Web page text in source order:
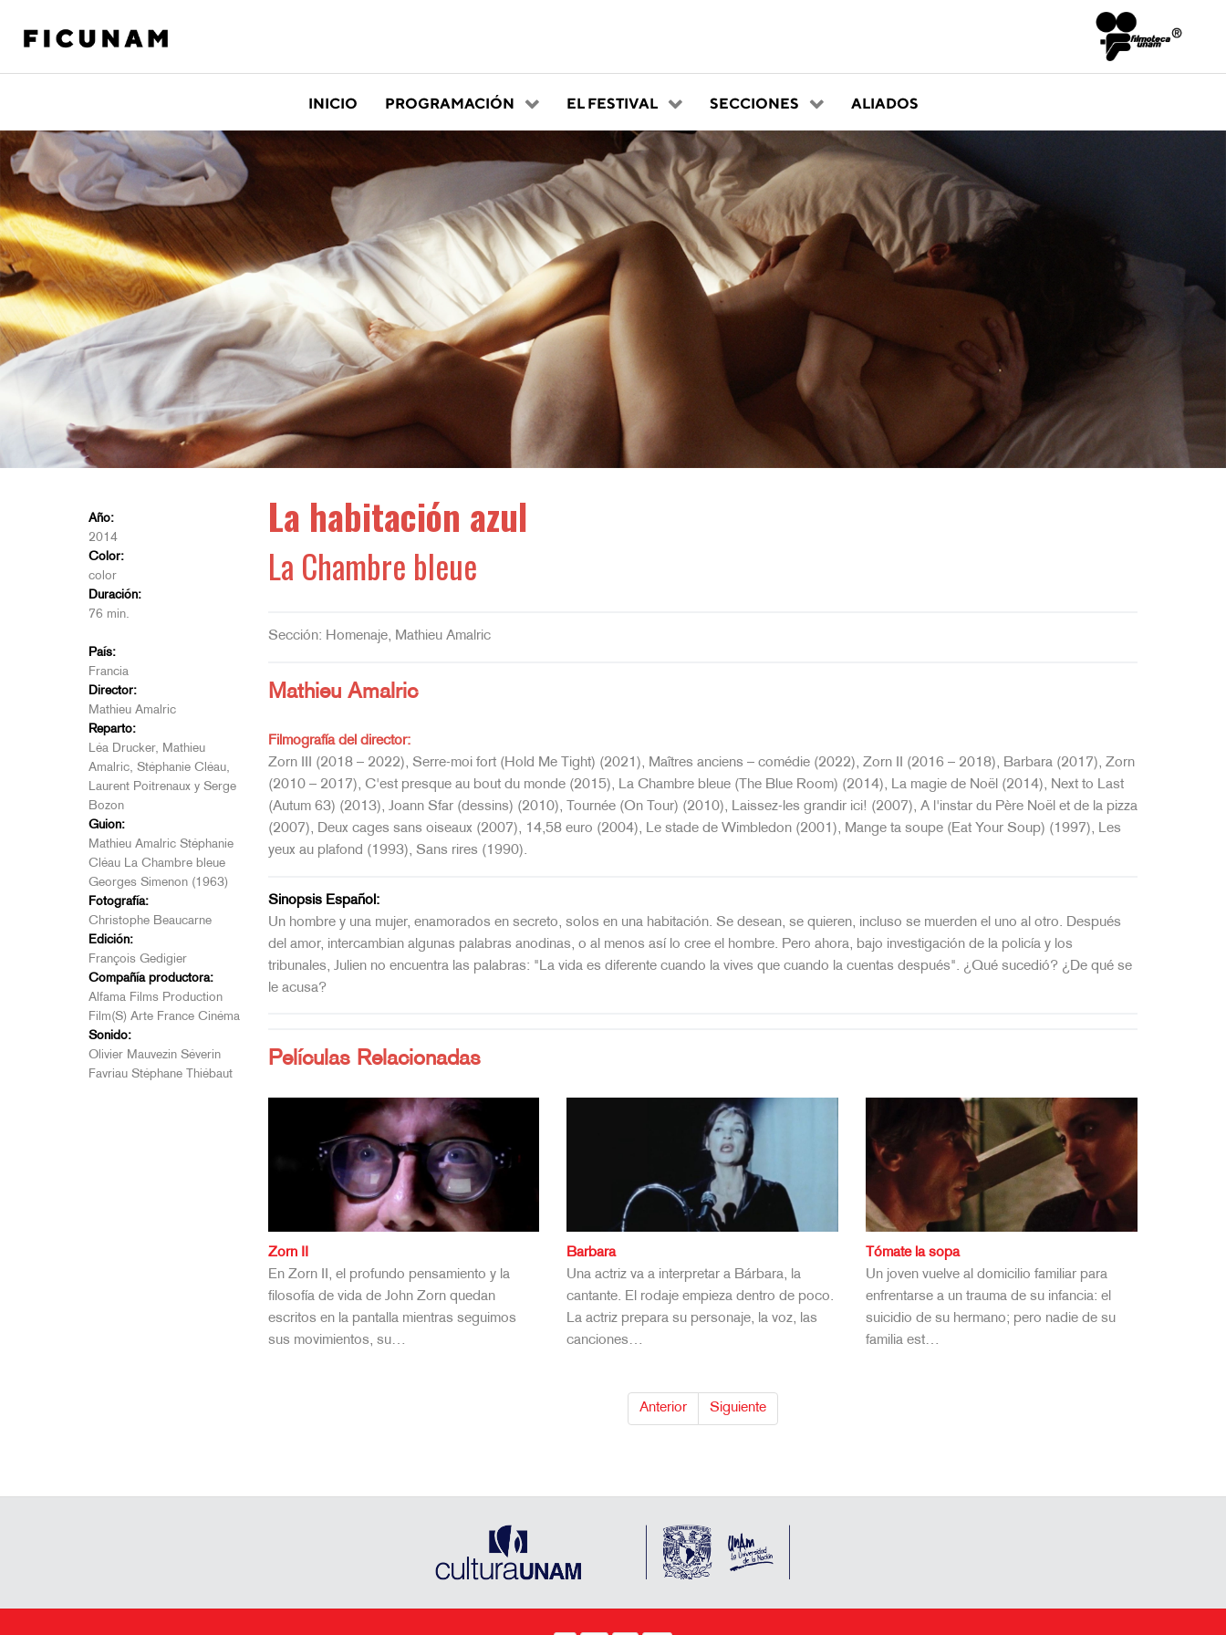
INICIO PROGRAMACIÓN EL FESTIVAL SECCIONES ALIADOS
Año:
2014
Color:
color
Duración:
76 min.
País:
Francia
Director:
Mathieu Amalric
Reparto:
Léa Drucker, Mathieu
Amalric, Stéphanie Cléau,
Laurent Poitrenaux y Serge
Bozon
Guion:
Mathieu Amalric Stéphanie
Cléau La Chambre bleue
Georges Simenon (1963)
Fotografía:
Christophe Beaucarne
Edición:
François Gedigier
Compañía productora:
Alfama Films Production
Film(S) Arte France Cinéma
Sonido:
Olivier Mauvezin Séverin
Favriau Stéphane Thiébaut
La habitación azul
La Chambre bleue
Sección: Homenaje, Mathieu Amalric
Mathieu Amalric
Filmografía del director:
Zorn III (2018 – 2022), Serre-moi fort (Hold Me Tight) (2021), Maîtres anciens – comédie (2022), Zorn II (2016 – 2018), Barbara (2017), Zorn
(2010 – 2017), C'est presque au bout du monde (2015), La Chambre bleue (The Blue Room) (2014), La magie de Noël (2014), Next to Last
(Autum 63) (2013), Joann Sfar (dessins) (2010), Tournée (On Tour) (2010), Laissez-les grandir ici! (2007), A l'instar du Père Noël et de la pizza
(2007), Deux cages sans oiseaux (2007), 14,58 euro (2004), Le stade de Wimbledon (2001), Mange ta soupe (Eat Your Soup) (1997), Les
yeux au plafond (1993), Sans rires (1990).
Sinopsis Español:
Un hombre y una mujer, enamorados en secreto, solos en una habitación. Se desean, se quieren, incluso se muerden el uno al otro. Después
del amor, intercambian algunas palabras anodinas, o al menos así lo cree el hombre. Pero ahora, bajo investigación de la policía y los
tribunales, Julien no encuentra las palabras: "La vida es diferente cuando la vives que cuando la cuentas después". ¿Qué sucedió? ¿De qué se
le acusa?
Películas Relacionadas
Zorn II
En Zorn II, el profundo pensamiento y la
filosofía de vida de John Zorn quedan
escritos en la pantalla mientras seguimos
sus movimientos, su…
Barbara
Una actriz va a interpretar a Bárbara, la
cantante. El rodaje empieza dentro de poco.
La actriz prepara su personaje, la voz, las
canciones…
Tómate la sopa
Un joven vuelve al domicilio familiar para
enfrentarse a un trauma de su infancia: el
suicidio de su hermano; pero nadie de su
familia est…
Anterior Siguiente